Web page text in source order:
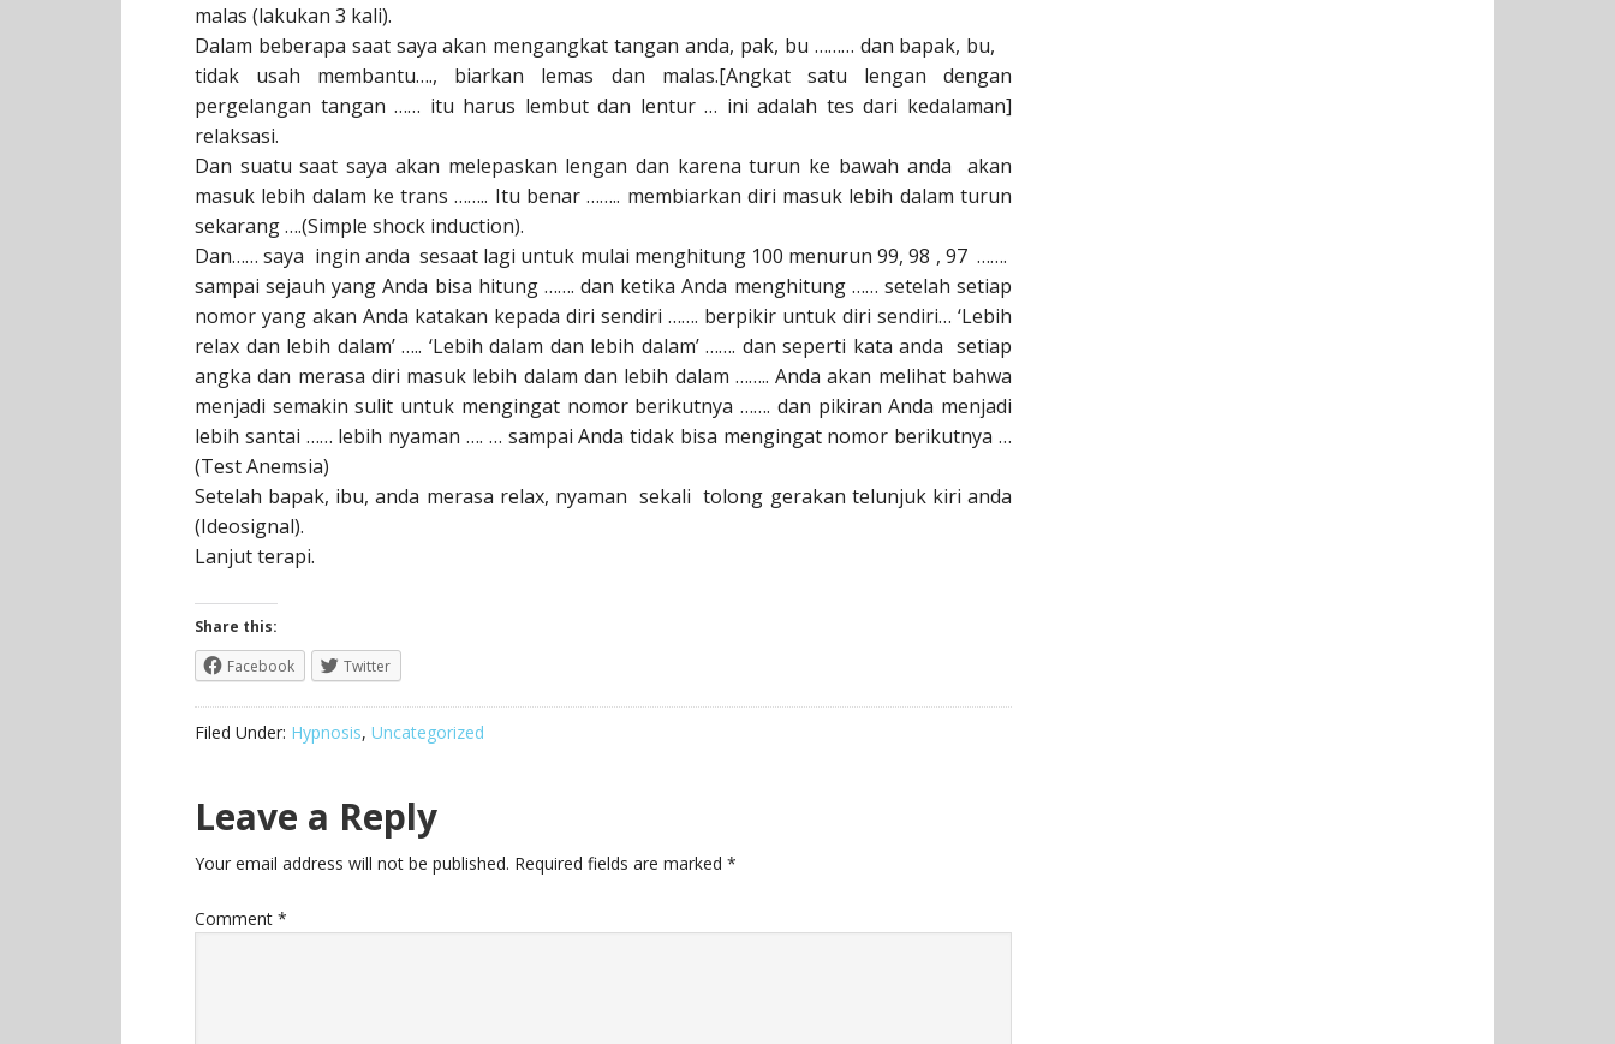
malas (lakukan 3 kali).
Dalam beberapa saat saya akan mengangkat tangan anda, pak, bu ……… dan bapak, bu,
tidak usah membantu…., biarkan lemas dan malas.[Angkat satu lengan dengan
pergelangan tangan …… itu harus lembut dan lentur … ini adalah tes dari kedalaman]
relaksasi.
Dan suatu saat saya akan melepaskan lengan dan karena turun ke bawah anda akan
masuk lebih dalam ke trans …….. Itu benar …….. membiarkan diri masuk lebih dalam turun
sekarang ….(Simple shock induction).
Dan…… saya ingin anda sesaat lagi untuk mulai menghitung 100 menurun 99, 98 , 97 …….
sampai sejauh yang Anda bisa hitung ……. dan ketika Anda menghitung …… setelah setiap
nomor yang akan Anda katakan kepada diri sendiri ……. berpikir untuk diri sendiri… ‘Lebih
relax dan lebih dalam’ ….. ‘Lebih dalam dan lebih dalam’ ……. dan seperti kata anda setiap
angka dan merasa diri masuk lebih dalam dan lebih dalam …….. Anda akan melihat bahwa
menjadi semakin sulit untuk mengingat nomor berikutnya ……. dan pikiran Anda menjadi
lebih santai …… lebih nyaman …. … sampai Anda tidak bisa mengingat nomor berikutnya …
(Test Anemsia)
Setelah bapak, ibu, anda merasa relax, nyaman sekali tolong gerakan telunjuk kiri anda
(Ideosignal).
Lanjut terapi.
Share this:
Facebook
Twitter
Filed Under: Hypnosis, Uncategorized
Leave a Reply
Your email address will not be published. Required fields are marked *
Comment *